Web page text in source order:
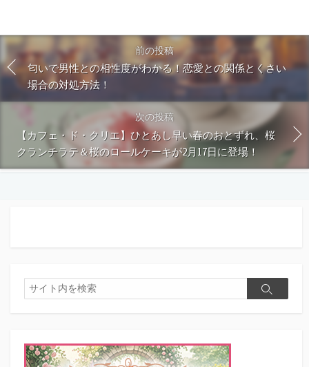
前の投稿
匂いで男性との相性度がわかる！恋愛との関係とくさい
場合の対処方法！
次の投稿
【カフェ・ド・クリエ】ひとあし早い春のおとずれ、桜
クランチラテ＆桜のロールケーキが2月17日に登場！
検
索
検